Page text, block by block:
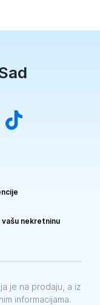
nekretninu
je na prodaju, a iz
informacijama.